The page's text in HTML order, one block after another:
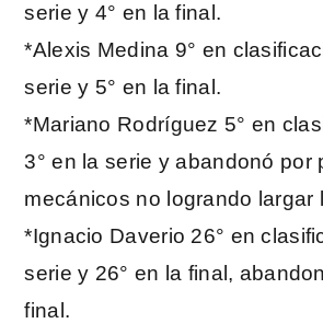
serie y 4° en la final.
*Alexis Medina 9° en
serie y 5° en la final.
*Mariano Rodríguez 5° en
3° en la serie y abandonó por
mecánicos no logrando largar
*Ignacio Daverio 26° en
serie y 26° en la final,
final.